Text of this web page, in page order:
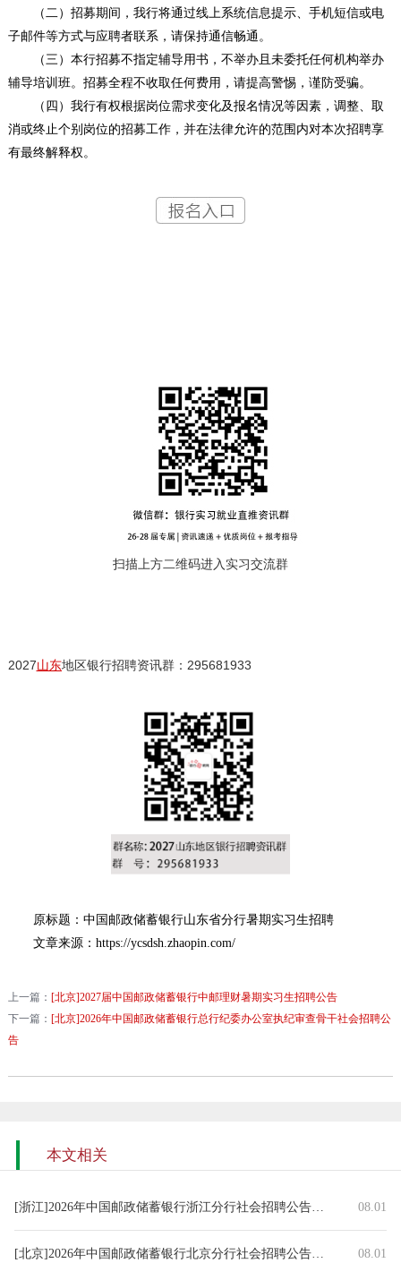
（二）招募期间，我行将通过线上系统信息提示、手机短信或电
子邮件等方式与应聘者联系，请保持通信畅通。
（三）本行招募不指定辅导用书，不举办且未委托任何机构举办
辅导培训班。招募全程不收取任何费用，请提高警惕，谨防受骗。
（四）我行有权根据岗位需求变化及报名情况等因素，调整、取
消或终止个别岗位的招募工作，并在法律允许的范围内对本次招聘享
有最终解释权。
扫描上方二维码进入实习交流群
2027山东地区银行招聘资讯群：295681933
原标题：中国邮政储蓄银行山东省分行暑期实习生招聘
文章来源：https://ycsdsh.zhaopin.com/
上一篇： [北京]2027届中国邮政储蓄银行中邮理财暑期实习生招聘公告
下一篇： [北京]2026年中国邮政储蓄银行总行纪委办公室执纪审查骨干社会招聘公
告
本文相关
[浙江]2026年中国邮政储蓄银行浙江分行社会招聘公告（8.1） 08.01
[北京]2026年中国邮政储蓄银行北京分行社会招聘公告（8.1） 08.01